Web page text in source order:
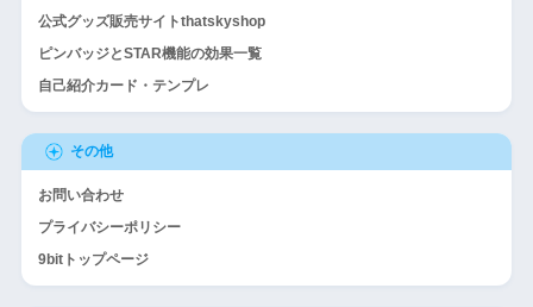
公式グッズ販売サイトthatskyshop
ピンバッジとSTAR機能の効果一覧
自己紹介カード・テンプレ
その他
お問い合わせ
プライバシーポリシー
9bitトップページ